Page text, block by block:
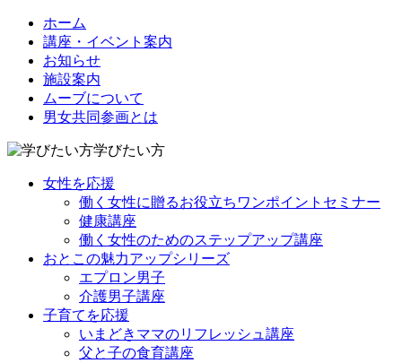
ホーム
講座・イベント案内
お知らせ
施設案内
ムーブについて
男女共同参画とは
学びたい方
女性を応援
働く女性に贈るお役立ちワンポイントセミナー
健康講座
働く女性のためのステップアップ講座
おとこの魅力アップシリーズ
エプロン男子
介護男子講座
子育てを応援
いまどきママのリフレッシュ講座
父と子の食育講座